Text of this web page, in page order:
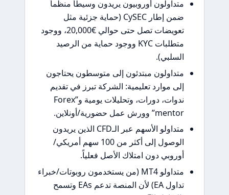
أوروبيون يريدون وسيطاً منظَّماً
ضمن إطار CySEC (حماية جزئية مثل
تعويضات تصل حتى حوالي €20,000، ووجود
متطلبات KYC ووجود حماية من الرصيد
مبتدئون إلى متوسطون يحتاجون
موارد تعليمية: الشركة تبرز في تقديم
ندوات، دورات، وتحليلات يومية و”Forex
متداولو الأسهم عبر الـCFD الذين يريدون
الوصول إلى أكثر من 100 سهم أمريكي/
دون امتلاك الأصل فعلياً.
متداولو MT4 (من يستخدمون روبوتات/خبراء
تداول EA) لأن المنصة تدعم EAs وتسمح